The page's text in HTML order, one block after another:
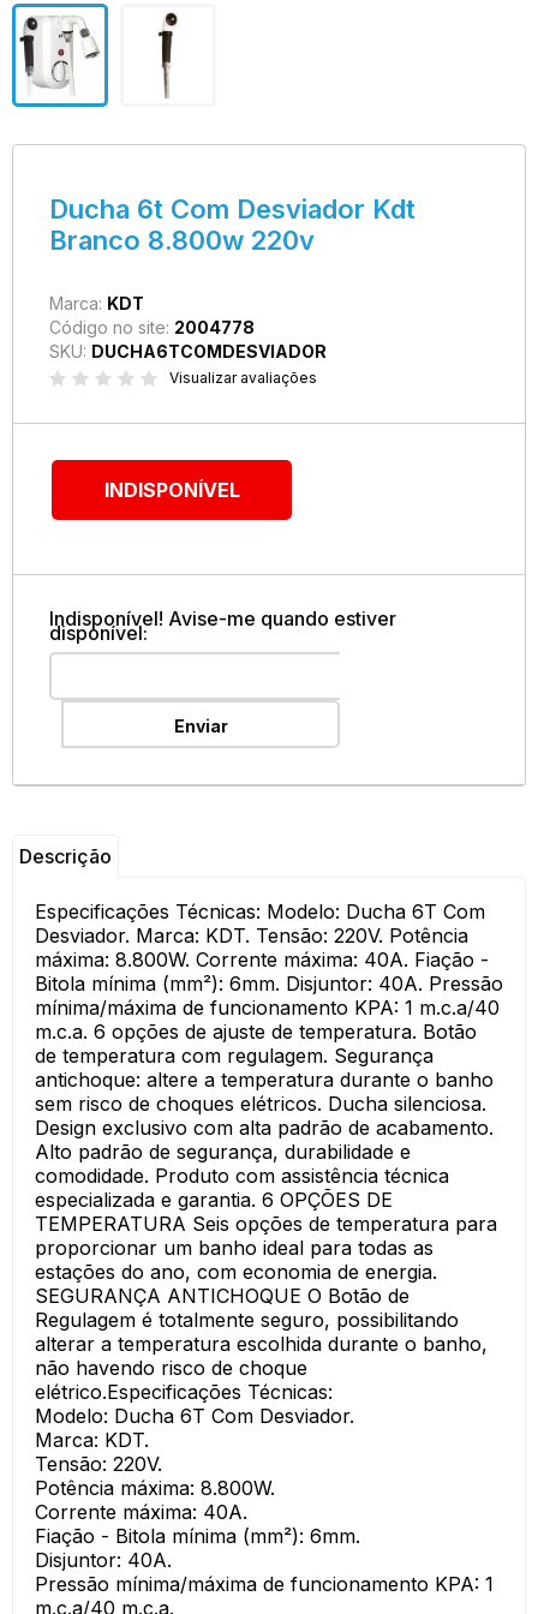
Ducha 6t Com Desviador Kdt
Branco 8.800w 220v
Marca: KDT
Código no site: 2004778
SKU: DUCHA6TCOMDESVIADOR
Visualizar avaliações
INDISPONÍVEL
Indisponível! Avise-me quando estiver
disponível:
Enviar
Descrição
Especificações Técnicas: Modelo: Ducha 6T Com
Desviador. Marca: KDT. Tensão: 220V. Potência
máxima: 8.800W. Corrente máxima: 40A. Fiação -
Bitola mínima (mm²): 6mm. Disjuntor: 40A. Pressão
mínima/máxima de funcionamento KPA: 1 m.c.a/40
m.c.a. 6 opções de ajuste de temperatura. Botão
de temperatura com regulagem. Segurança
antichoque: altere a temperatura durante o banho
sem risco de choques elétricos. Ducha silenciosa.
Design exclusivo com alta padrão de acabamento.
Alto padrão de segurança, durabilidade e
comodidade. Produto com assistência técnica
especializada e garantia. 6 OPÇÕES DE
TEMPERATURA Seis opções de temperatura para
proporcionar um banho ideal para todas as
estações do ano, com economia de energia.
SEGURANÇA ANTICHOQUE O Botão de
Regulagem é totalmente seguro, possibilitando
alterar a temperatura escolhida durante o banho,
não havendo risco de choque
elétrico.Especificações Técnicas:
Modelo: Ducha 6T Com Desviador.
Marca: KDT.
Tensão: 220V.
Potência máxima: 8.800W.
Corrente máxima: 40A.
Fiação - Bitola mínima (mm²): 6mm.
Disjuntor: 40A.
Pressão mínima/máxima de funcionamento KPA: 1
m.c.a/40 m.c.a.